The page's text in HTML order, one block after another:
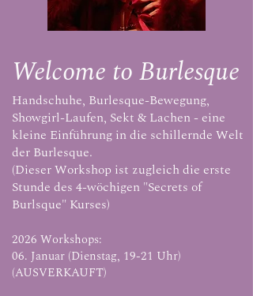
Welcome to Burlesque
Handschuhe, Burlesque-Bewegung,
Showgirl-Laufen, Sekt & Lachen - eine
kleine Einführung in die schillernde Welt
der Burlesque.
(Dieser Workshop ist zugleich die erste
Stunde des 4-wöchigen "Secrets of
Burlsque" Kurses)
2026 Workshops:
06. Januar (Dienstag, 19-21 Uhr)
(AUSVERKAUFT)